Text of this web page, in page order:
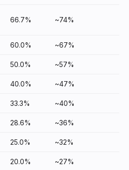
66.7% ~74%
60.0% ~67%
50.0% ~57%
40.0% ~47%
33.3% ~40%
28.6% ~36%
25.0% ~32%
20.0% ~27%